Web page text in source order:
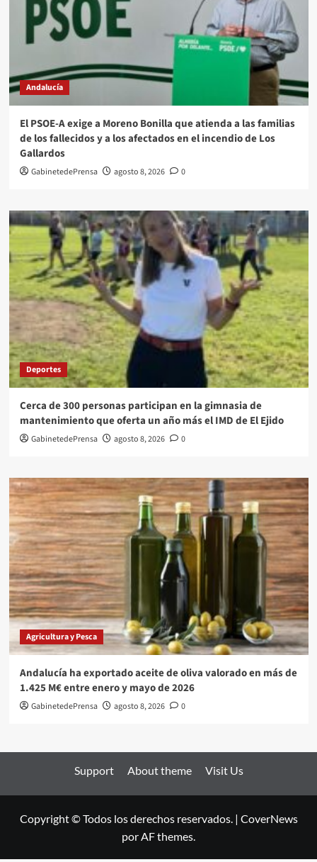
Andalucía
El PSOE-A exige a Moreno Bonilla que atienda a las familias
de los fallecidos y a los afectados en el incendio de Los
Gallardos
GabinetedePrensa agosto 8, 2026 0
Deportes
Cerca de 300 personas participan en la gimnasia de
mantenimiento que oferta un año más el IMD de El Ejido
GabinetedePrensa agosto 8, 2026 0
Agricultura y Pesca
Andalucía ha exportado aceite de oliva valorado en más de
1.425 M€ entre enero y mayo de 2026
GabinetedePrensa agosto 8, 2026 0
Support About theme Visit Us
Copyright © Todos los derechos reservados. | CoverNews
por AF themes.